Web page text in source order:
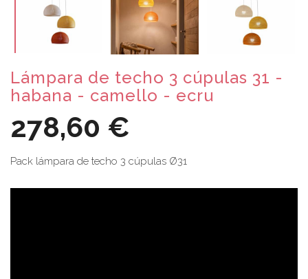
Lámpara de techo 3 cúpulas 31 -
habana - camello - ecru
278,60 €
Pack lámpara de techo 3 cúpulas Ø31